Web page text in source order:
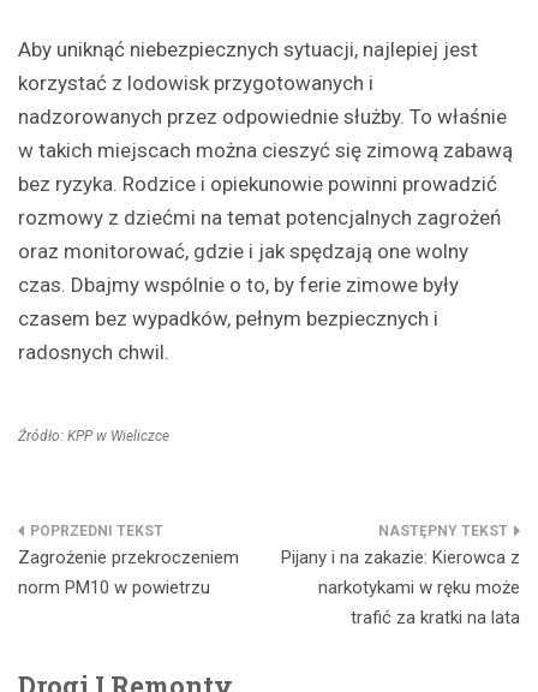
Aby uniknąć niebezpiecznych sytuacji, najlepiej jest
korzystać z lodowisk przygotowanych i
nadzorowanych przez odpowiednie służby. To właśnie
w takich miejscach można cieszyć się zimową zabawą
bez ryzyka. Rodzice i opiekunowie powinni prowadzić
rozmowy z dziećmi na temat potencjalnych zagrożeń
oraz monitorować, gdzie i jak spędzają one wolny
czas. Dbajmy wspólnie o to, by ferie zimowe były
czasem bez wypadków, pełnym bezpiecznych i
radosnych chwil.
Źródło: KPP w Wieliczce
Nawigacja
wpisu
Zagrożenie przekroczeniem
norm PM10 w powietrzu
Pijany i na zakazie: Kierowca z
narkotykami w ręku może
trafić za kratki na lata